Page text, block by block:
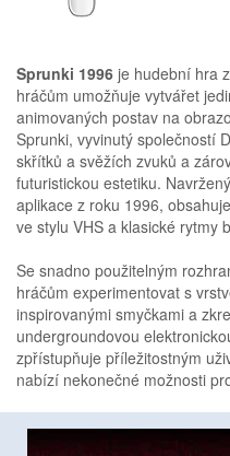
Sprunki 1996 je hudební hra
hráčům umožňuje vytvářet
animovaných postav na
Sprunki, vyvinutý společností
skřítků a svěžích zvuků a
futuristickou estetiku.
aplikace z roku 1996,
ve stylu VHS a klasické rytmy
Se snadno použitelným
hráčům experimentovat s
inspirovanými smyčkami a
undergroundovou
zpřístupňuje příležitostným
nabízí nekonečné možnosti